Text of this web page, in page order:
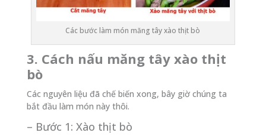
Các bước làm món măng tây xào thịt bò
3. Cách nấu măng tây xào thịt
bò
Các nguyên liệu đã chế biến xong, bây giờ chúng ta
bắt đầu làm món này thôi.
– Bước 1: Xào thịt bò